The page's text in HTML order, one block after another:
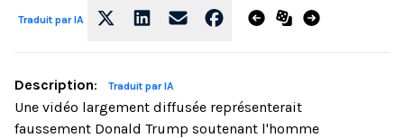
Traduit par IA
Description: Traduit par IA
Une vidéo largement diffusée représenterait
faussement Donald Trump soutenant l'homme